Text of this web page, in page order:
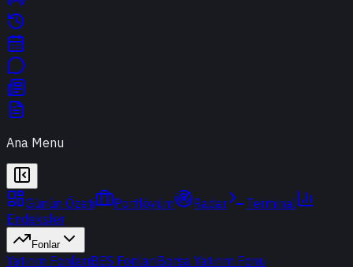
Ana Menu
Günün Özeti Portföyüm Radar
Terminal
Endeksler
Fonlar
Yatırım FonlarıBES FonlarıBorsa Yatırım Fonu